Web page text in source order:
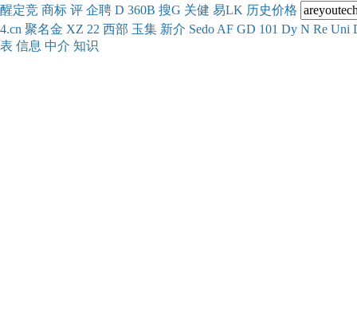
醒定竞 商标 评 企聘 D 360B 搜G 关健 易LK 历史价格
4.cn 聚名金 XZ 22 西部 玉集 新介 Sedo AF GD 101 Dy N Re Uni
表 信息 中介 知识